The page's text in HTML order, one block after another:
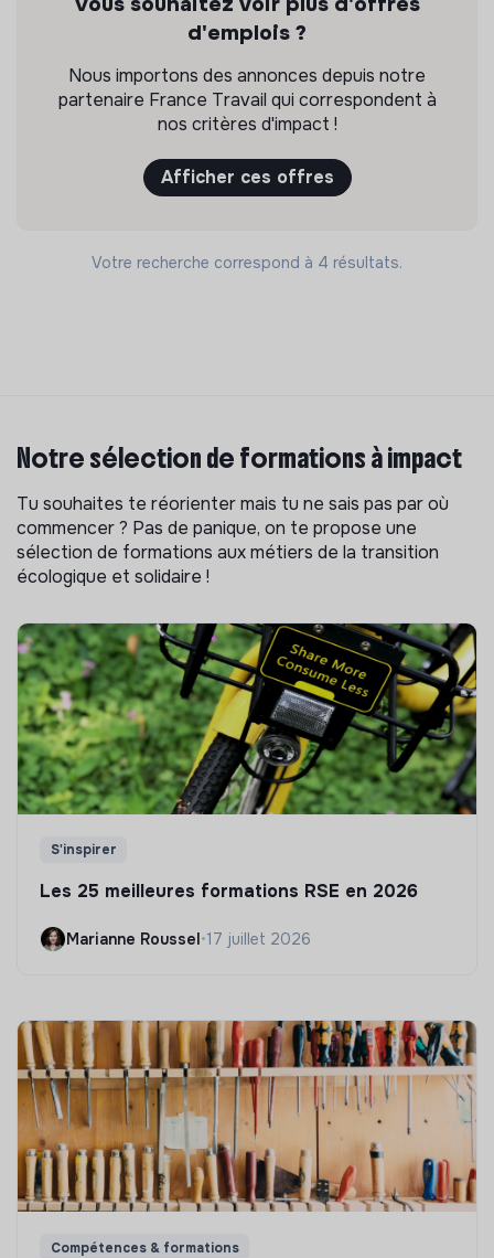
d'emplois ?
Nous importons des annonces depuis notre
partenaire France Travail qui correspondent à
nos critères d'impact !
Afficher ces offres
Votre recherche correspond à 4 résultats.
Notre sélection de formations à impact
Tu souhaites te réorienter mais tu ne sais pas par où
commencer ? Pas de panique, on te propose une
sélection de formations aux métiers de la transition
écologique et solidaire !
S'inspirer
Les 25 meilleures formations RSE en 2026
Marianne Roussel•17 juillet 2026
Compétences & formations